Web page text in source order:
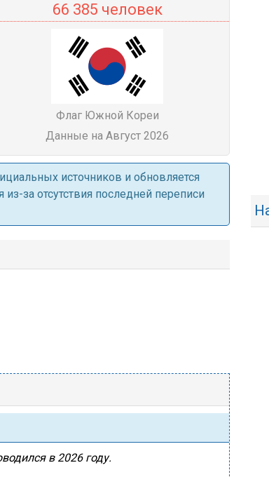
66 385 человек
Флаг Южной Кореи
Данные на Август 2026
источников и обновляется
за отсутствия последней переписи
в 2026 году.